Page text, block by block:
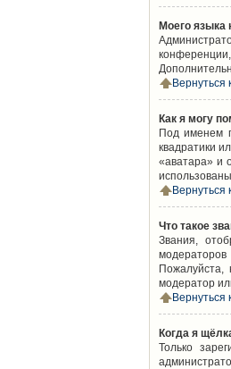
Моего языка
Вернуться
Как я могу
Под именем
квадратики
«аватара» и
Вернуться
Что такое
Звания,
модератор
Вернуться
Когда я
Только